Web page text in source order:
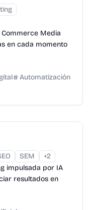
Media
en cada momento
Automatización
SEM +2
impulsada por IA
resultados en